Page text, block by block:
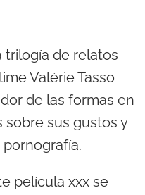
trilogía de relatos
Valérie Tasso
de las formas en
sobre sus gustos y
película xxx se